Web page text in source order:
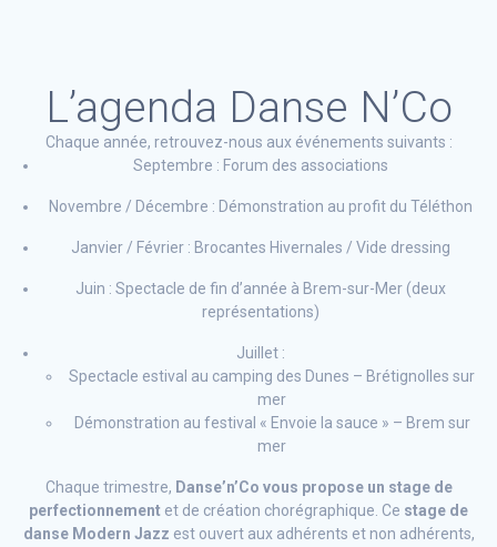
L’agenda Danse N’Co
Chaque année, retrouvez-nous aux événements suivants :
Septembre : Forum des associations
Novembre / Décembre : Démonstration au profit du Téléthon
Janvier / Février : Brocantes Hivernales / Vide dressing
Juin : Spectacle de fin d’année à Brem-sur-Mer (deux
représentations)
Juillet :
Spectacle estival au camping des Dunes – Brétignolles sur
mer
Démonstration au festival « Envoie la sauce » – Brem sur
mer
Chaque trimestre, Danse’n’Co vous propose un stage de
perfectionnement et de création chorégraphique. Ce stage de
danse Modern Jazz est ouvert aux adhérents et non adhérents,